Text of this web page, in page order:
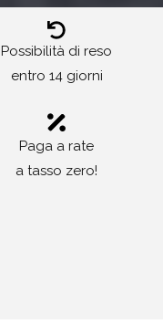
Possibilità di reso
entro 14 giorni
Paga a rate
a tasso zero!